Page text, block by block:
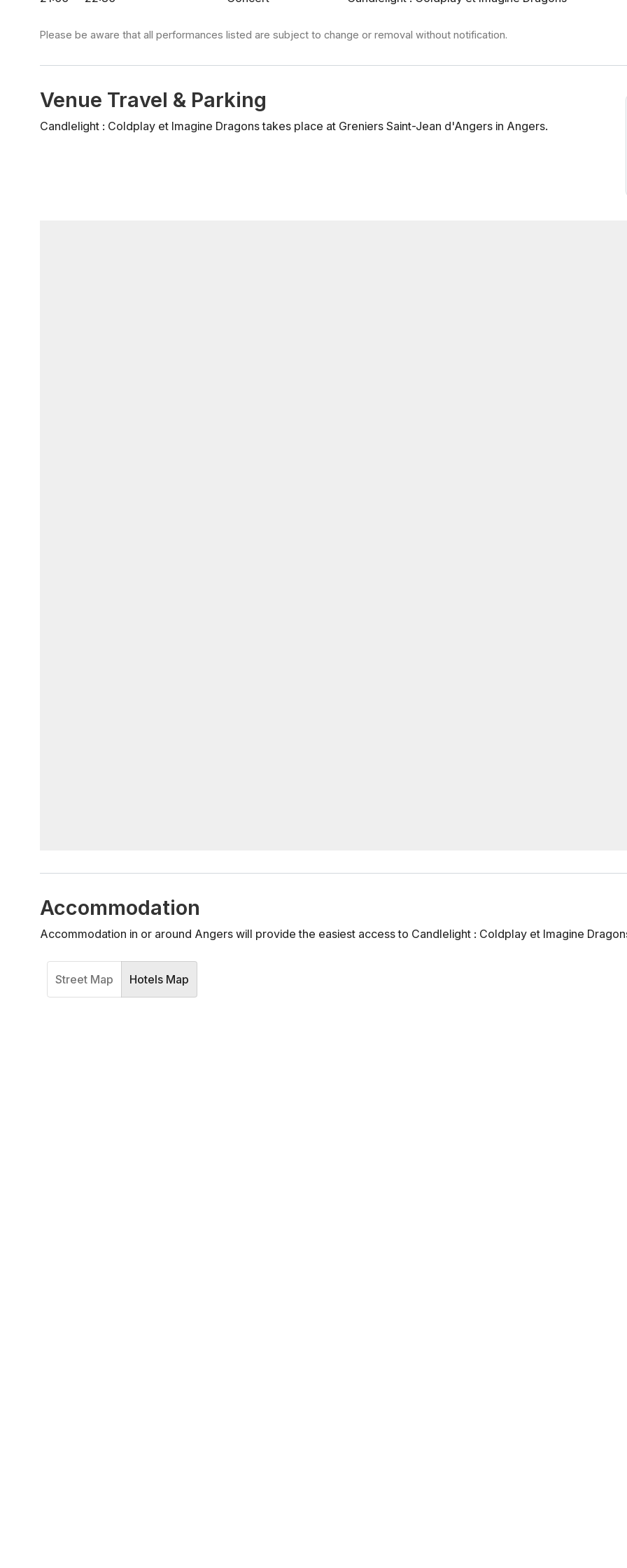
Please be aware that all performances listed are subject to change or removal without notification.
Venue Travel & Parking
Candlelight : Coldplay et Imagine Dragons takes place at Greniers Saint-Jean d'Angers in Angers.
Accommodation
Accommodation in or around Angers will provide the easiest access to Candlelight : Coldplay et Imagine
Street Map Hotels Map